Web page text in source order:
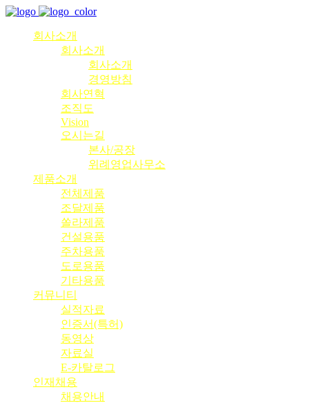
회사소개
회사소개
회사소개
경영방침
회사연혁
조직도
Vision
오시는길
본사/공장
위례영업사무소
제품소개
전체제품
조달제품
쏠라제품
건설용품
주차용품
도로용품
기타용품
커뮤니티
실적자료
인증서(특허)
동영상
자료실
E-카탈로그
인재채용
채용안내